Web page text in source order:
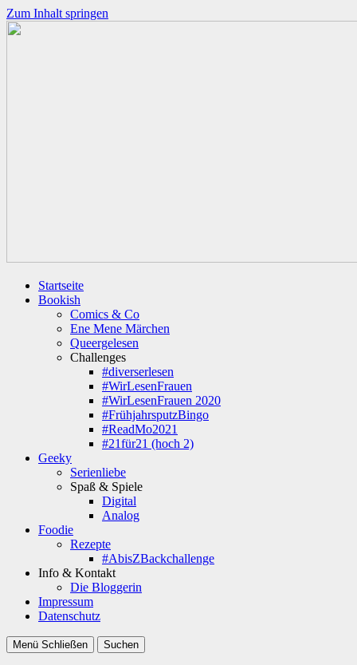
Zum Inhalt springen
Startseite
Bookish
Comics & Co
Ene Mene Märchen
Queergelesen
Challenges
#diverserlesen
#WirLesenFrauen
#WirLesenFrauen 2020
#FrühjahrsputzBingo
#ReadMo2021
#21für21 (hoch 2)
Geeky
Serienliebe
Spaß & Spiele
Digital
Analog
Foodie
Rezepte
#AbisZBackchallenge
Info & Kontakt
Die Bloggerin
Impressum
Datenschutz
Menü Schließen Suchen